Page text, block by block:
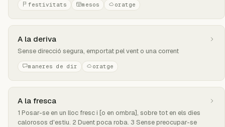
festivitats mesos oratge
A la deriva
Sense direcció segura, emportat pel vent o una corrent
maneres de dir oratge
A la fresca
1 Posar-se en un lloc fresc i [o en ombra], sobre tot en els dies
calorosos d'estiu. 2 Duent poca roba. 3 Sense preocupar-se